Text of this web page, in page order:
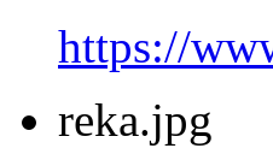
https://
reka.jpg